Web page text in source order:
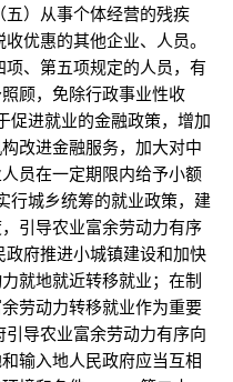
）从事个体经营的残疾
惠的其他企业、人员。
、第五项规定的人员，有
顾，免除行政事业性收
进就业的金融政策，增加
改进金融服务，加大对中
员在一定期限内给予小额
城乡统筹的就业政策，建
引导农业富余劳动力有序
府推进小城镇建设和加快
就地就近转移就业；在制
劳动力转移就业作为重要
导农业富余劳动力有序向
输入地人民政府应当互相